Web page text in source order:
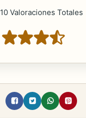
10 Valoraciones Totales